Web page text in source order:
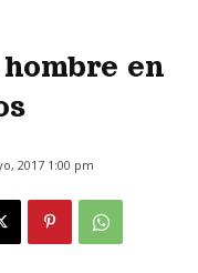
en
2017 1:00 pm